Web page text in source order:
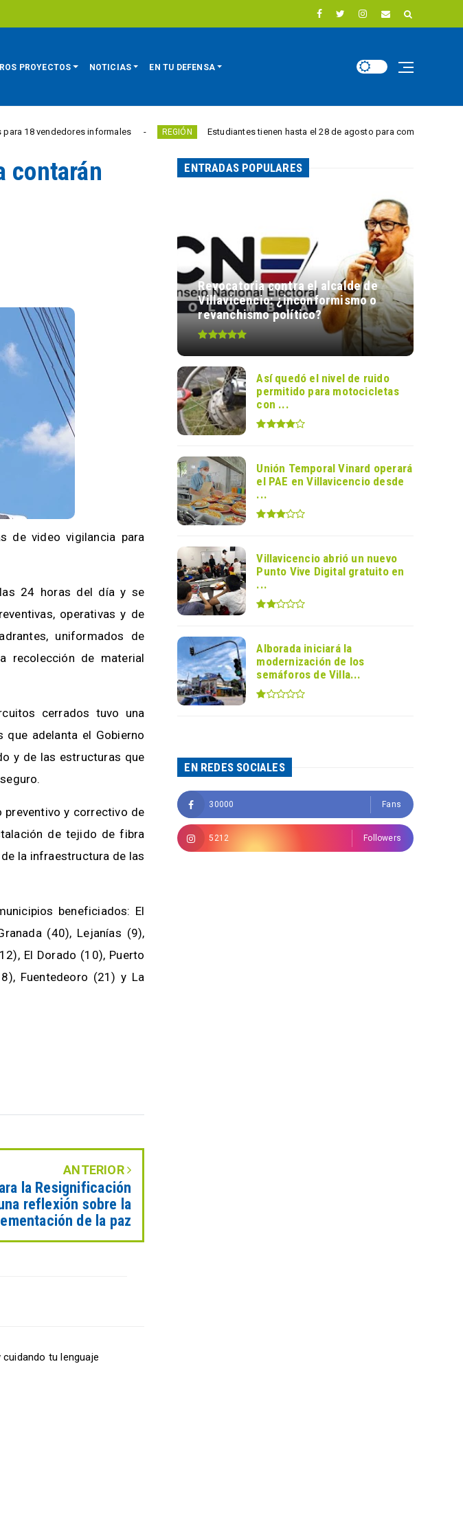
PROYECTOS NOTICIAS EN TU DEFENSA
informales REGIÓN Estudiantes tienen hasta el 28 de agosto para competir por 10.000
contarán
de video vigilancia para
24 horas del día y se
operativas y de
uniformados de
recolección de material
cerrados tuvo una
adelanta el Gobierno
y de las estructuras que
y correctivo de
de tejido de fibra
la infraestructura de las
beneficiados: El
(40), Lejanías (9),
El Dorado (10), Puerto
Fuentedeoro (21) y La
ANTERIOR
la Resignificación
reflexión sobre la
de la paz
tu lenguaje
ENTRADAS POPULARES
Revocatoria contra el alcalde de
Villavicencio: ¿inconformismo o
revanchismo político?
Así quedó el nivel de ruido
permitido para motocicletas
con ...
Unión Temporal Vinard operará
el PAE en Villavicencio desde
...
Villavicencio abrió un nuevo
Punto Vive Digital gratuito en
...
Alborada iniciará la
modernización de los
semáforos de Villa...
EN REDES SOCIALES
30000 Fans
5212 Followers